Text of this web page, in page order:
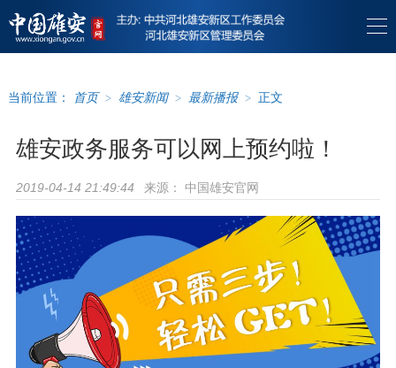
当前位置： 首页 > 雄安新闻 > 最新播报 > 正文
雄安政务服务可以网上预约啦！
2019-04-14 21:49:44 来源： 中国雄安官网